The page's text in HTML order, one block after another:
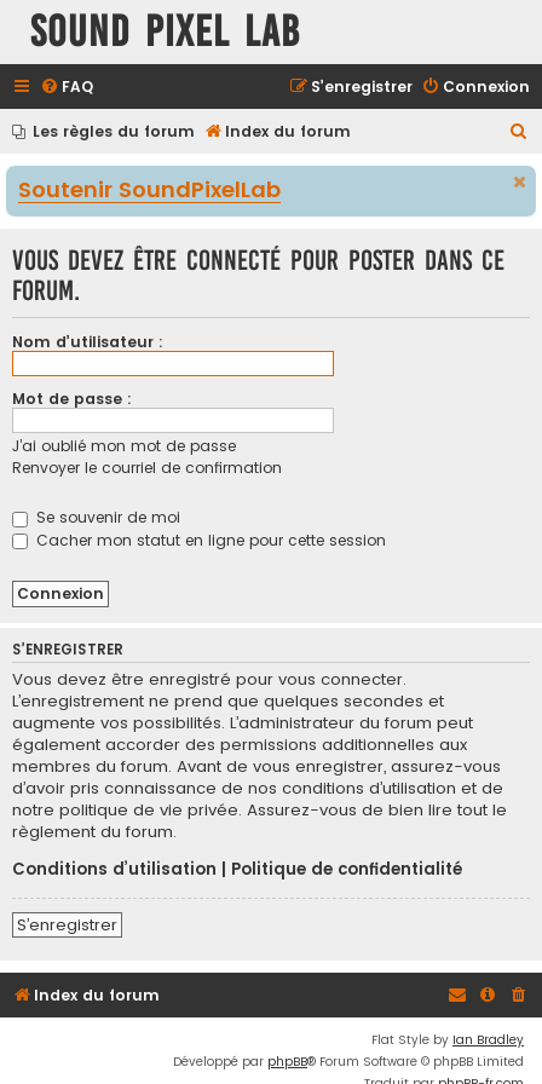
Sound Pixel Lab
FAQ Connexion
S’enregistrer
Les règles du forum Index du forum
e
c
Soutenir SoundPixelLab
Vous devez être connecté pour poster dans ce
forum.
Nom d’utilisateur :
Mot de passe :
J’ai oublié mon mot de passe
Renvoyer le courriel de confirmation
Se souvenir de moi
Cacher mon statut en ligne pour cette session
S’ENREGISTRER
Vous devez être enregistré pour vous connecter.
L’enregistrement ne prend que quelques secondes et
augmente vos possibilités. L’administrateur du forum peut
également accorder des permissions additionnelles aux
membres du forum. Avant de vous enregistrer, assurez-vous
d’avoir pris connaissance de nos conditions d’utilisation et de
notre politique de vie privée. Assurez-vous de bien lire tout le
règlement du forum.
Conditions d’utilisation
Politique de confidentialité
S’enregistrer
Index du forum
Flat Style by Ian Bradley
Développé par phpBB® Forum Software © phpBB Limited